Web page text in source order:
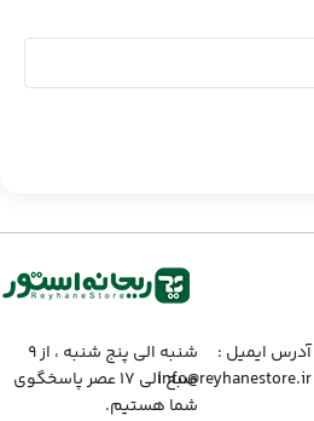
آدرس ایمیل :‌
info@reyhanestore.ir
شنبه الی پنج شنبه ، از ۹
صبح الی ۱۷ عصر پاسخگوی
شما هستیم.